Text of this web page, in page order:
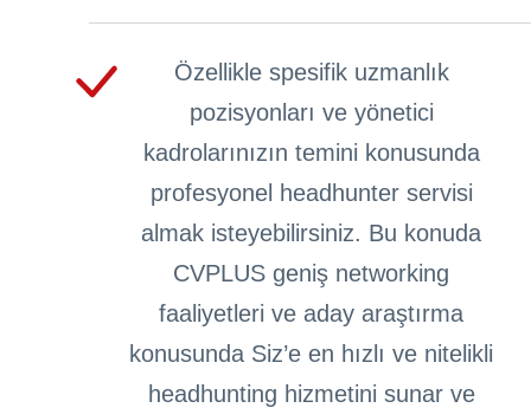
Özellikle spesifik uzmanlık
pozisyonları ve yönetici
kadrolarınızın temini konusunda
profesyonel headhunter servisi
almak isteyebilirsiniz. Bu konuda
CVPLUS geniş networking
faaliyetleri ve aday araştırma
konusunda Siz’e en hızlı ve nitelikli
headhunting hizmetini sunar ve